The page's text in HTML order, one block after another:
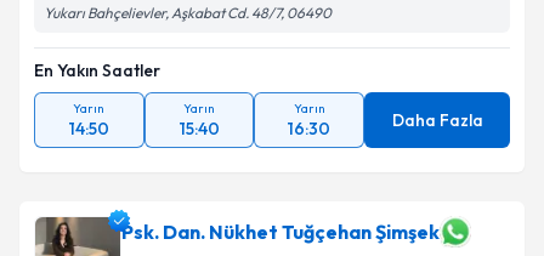
Yukarı Bahçelievler, Aşkabat Cd. 48/7, 06490
En Yakın Saatler
Yarın
14:50
Yarın
15:40
Yarın
16:30 Daha Fazla
Psk. Dan. Nükhet Tuğçehan Şimşek